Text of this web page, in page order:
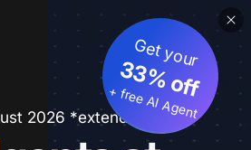
2026 *extended
Get your
33% off
+ free AI Agent